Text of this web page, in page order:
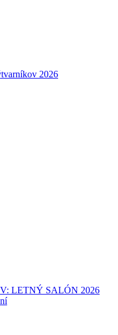
2026
LETNÝ SALÓN 2026